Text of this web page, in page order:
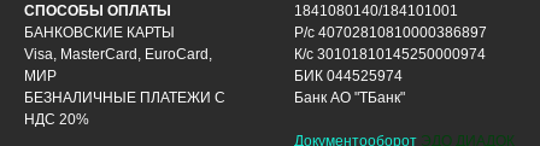
СПОСОБЫ ОПЛАТЫ
БАНКОВСКИЕ КАРТЫ
Visa, MasterCard, EuroCard,
МИР
БЕЗНАЛИЧНЫЕ ПЛАТЕЖИ С
НДС 20%
1841080140/184101001
Р/с 40702810810000386897
К/с 30101810145250000974
БИК 044525974
Банк АО "ТБанк"
Документооборот ЭДО ДИАДОК